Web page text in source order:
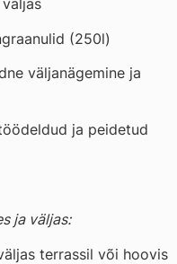
(250l)
väljanägemine ja
ja peidetud
ja väljas:
terrassil või hoovis